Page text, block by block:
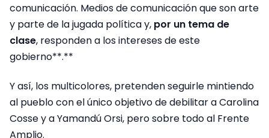
comunicación. Medios de comunicación que son arte
y parte de la jugada política y, por un tema de
clase, responden a los intereses de este
gobierno**.**
Y así, los multicolores, pretenden seguirle mintiendo
al pueblo con el único objetivo de debilitar a Carolina
Cosse y a Yamandú Orsi, pero sobre todo al Frente
Amplio.